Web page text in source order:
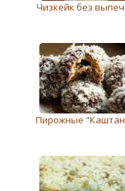
Чизкейк без
Пирожные